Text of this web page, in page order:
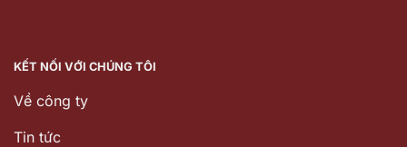
KẾT NỐI VỚI CHÚNG TÔI
Về công ty
Tin tức